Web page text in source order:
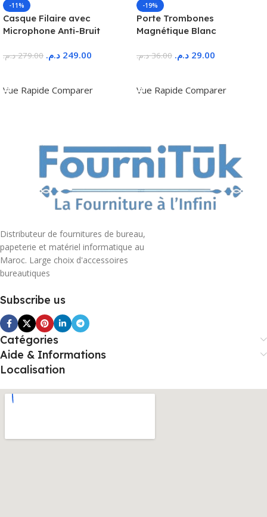
-11%
Casque Filaire avec
Microphone Anti-Bruit
279.00 د.م. 249.00 د.م.
Vue Rapide Comparer
-19%
Porte Trombones
Magnétique Blanc
36.00 د.م. 29.00 د.م.
Vue Rapide Comparer
Distributeur de fournitures de bureau,
papeterie et matériel informatique au
Maroc. Large choix d'accessoires
bureautiques
Subscribe us
Catégories
Aide & Informations
Localisation